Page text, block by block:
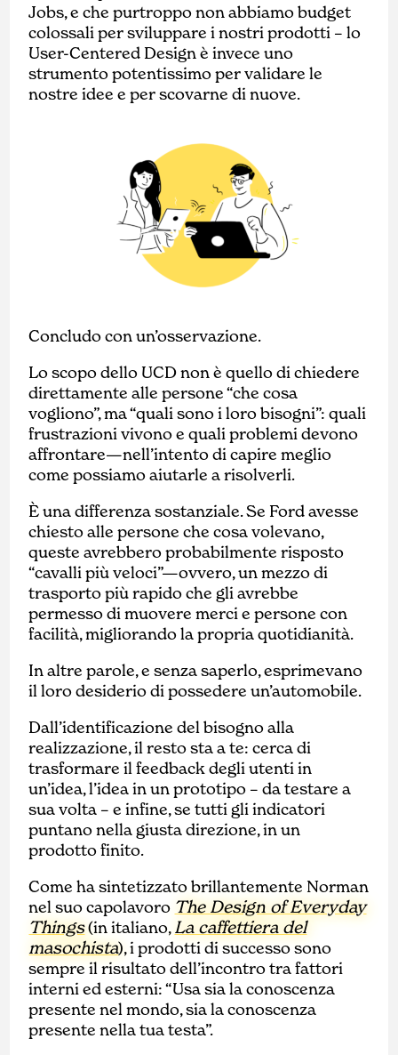
Jobs, e che purtroppo non abbiamo budget
colossali per sviluppare i nostri prodotti – lo
User-Centered Design è invece uno
strumento potentissimo per validare le
nostre idee e per scovarne di nuove.
Concludo con un’osservazione.
Lo scopo dello UCD non è quello di chiedere
direttamente alle persone “che cosa
vogliono”, ma “quali sono i loro bisogni”: quali
frustrazioni vivono e quali problemi devono
affrontare—nell’intento di capire meglio
come possiamo aiutarle a risolverli.
È una differenza sostanziale. Se Ford avesse
chiesto alle persone che cosa volevano,
queste avrebbero probabilmente risposto
“cavalli più veloci”—ovvero, un mezzo di
trasporto più rapido che gli avrebbe
permesso di muovere merci e persone con
facilità, migliorando la propria quotidianità.
In altre parole, e senza saperlo, esprimevano
il loro desiderio di possedere un’automobile.
Dall’identificazione del bisogno alla
realizzazione, il resto sta a te: cerca di
trasformare il feedback degli utenti in
un’idea, l’idea in un prototipo – da testare a
sua volta – e infine, se tutti gli indicatori
puntano nella giusta direzione, in un
prodotto finito.
Come ha sintetizzato brillantemente Norman
nel suo capolavoro The Design of Everyday
Things(in italiano,La caffettiera del
masochista), i prodotti di successo sono
sempre il risultato dell’incontro tra fattori
interni ed esterni: “Usa sia la conoscenza
presente nel mondo, sia la conoscenza
presente nella tua testa”.